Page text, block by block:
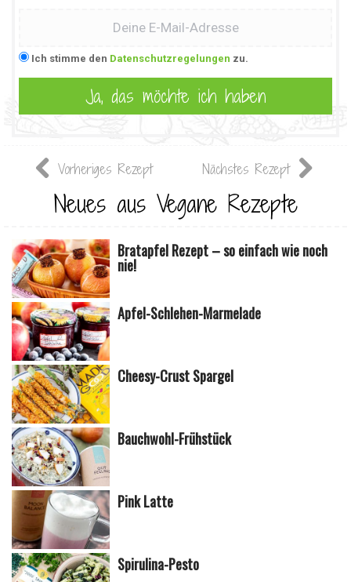
Ich stimme den Datenschutzregelungen zu.
Vorheriges Rezept Nächstes Rezept
Neues aus Vegane Rezepte
Bratapfel Rezept – so einfach wie noch
nie!
Apfel-Schlehen-Marmelade
Cheesy-Crust Spargel
Bauchwohl-Frühstück
Pink Latte
Spirulina-Pesto